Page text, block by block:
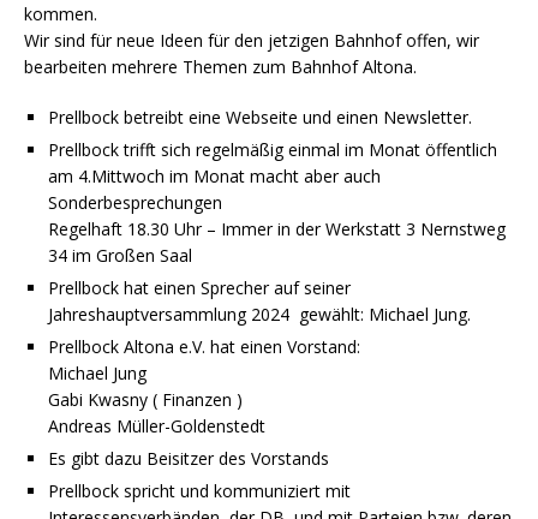
kommen.
Wir sind für neue Ideen für den jetzigen Bahnhof offen, wir
bearbeiten mehrere Themen zum Bahnhof Altona.
Prellbock betreibt eine Webseite und einen Newsletter.
Prellbock trifft sich regelmäßig einmal im Monat öffentlich
am 4.Mittwoch im Monat macht aber auch
Sonderbesprechungen
Regelhaft 18.30 Uhr – Immer in der Werkstatt 3 Nernstweg
34 im Großen Saal
Prellbock hat einen Sprecher auf seiner
Jahreshauptversammlung 2024 gewählt: Michael Jung.
Prellbock Altona e.V. hat einen Vorstand:
Michael Jung
Gabi Kwasny ( Finanzen )
Andreas Müller-Goldenstedt
Es gibt dazu Beisitzer des Vorstands
Prellbock spricht und kommuniziert mit